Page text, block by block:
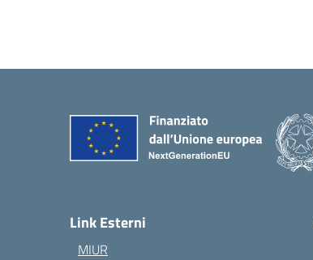
Link Esterni
MIUR